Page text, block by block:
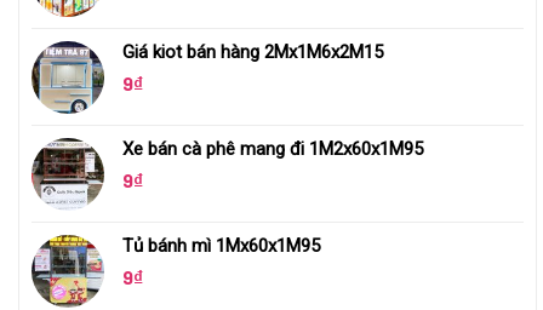
Giá kiot bán hàng 2Mx1M6x2M15
9₫
Xe bán cà phê mang đi 1M2x60x1M95
9₫
Tủ bánh mì 1Mx60x1M95
9₫